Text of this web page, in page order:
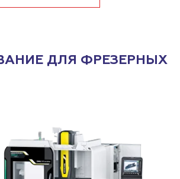
ДЛЯ ФРЕЗЕРНЫХ